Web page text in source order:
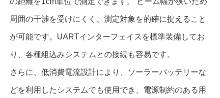
周囲の干渉を受けにくく、測定対象を的確に捉えること
が可能です。UARTインターフェイスを標準装備してお
り、各種組込みシステムとの接続も容易です。
さらに、低消費電流設計により、ソーラーバッテリーな
どを利用したシステムでも使用でき、電源制約のある用